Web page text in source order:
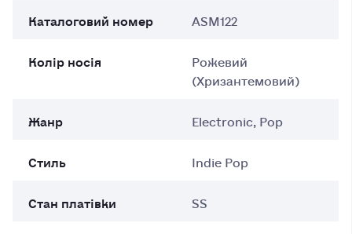
Каталоговий номер
ASM122
Колір носія
Рожевий
(Хризантемовий)
Жанр
Electronic, Pop
Стиль
Indie Pop
Стан платівки
SS